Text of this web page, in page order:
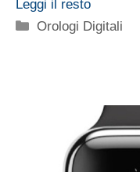
Leggi il resto
Categorie
Orologi Digitali